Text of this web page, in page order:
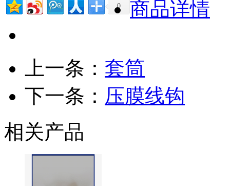
0 商品详情
上一条： 套筒
下一条： 压膜线钩
相关产品